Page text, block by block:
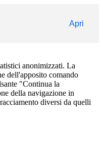
Apri
anonimizzati. La
dell'apposito comando
"Continua la
della navigazione in
diversi da quelli